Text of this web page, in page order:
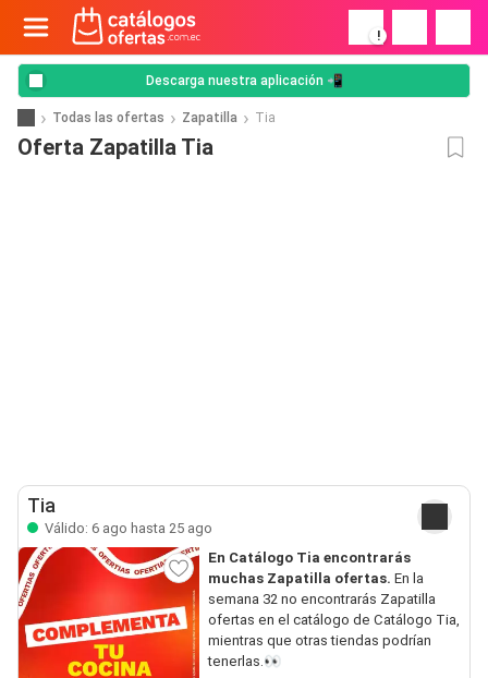
!
Descarga nuestra aplicación 📲
Todas las ofertas Zapatilla Tia
Oferta Zapatilla Tia
Tia
Válido: 6 ago hasta 25 ago
En Catálogo Tia encontrarás
muchas Zapatilla ofertas. En la
semana 32 no encontrarás Zapatilla
ofertas en el catálogo de Catálogo Tia,
mientras que otras tiendas podrían
tenerlas.👀